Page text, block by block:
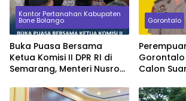
Kantor Pertanahan Kabupaten
Bone Bolango
Buka Puasa Bersama
Ketua Komisi II DPR RI di
Semarang, Menteri Nusron
bagi Seorang Pimpinan
Gorontalo
Gorontalo
Calon
Akad